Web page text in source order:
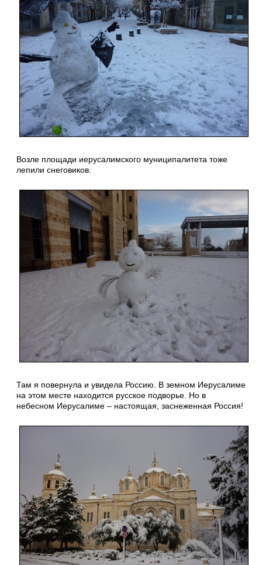
Возле площади иерусалимского муниципалитета тоже
лепили снеговиков.
Там я повернула и увидела Россию. В земном Иерусалиме
на этом месте находится русское подворье. Но в
небесном Иерусалиме – настоящая, заснеженная Россия!